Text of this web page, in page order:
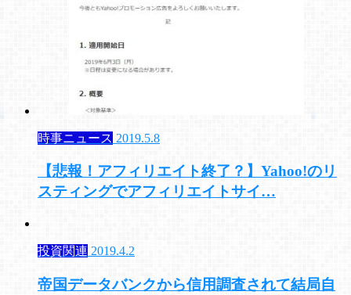
時事ニュース 2019.5.8
【悲報！アフィリエイト終了？】Yahoo!のリ
スティングでアフィリエイトサイ…
投資関連 2019.4.2
帝国データバンクから信用調査されて結局自